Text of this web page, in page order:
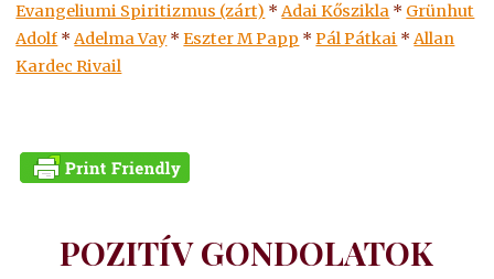
Evangeliumi Spiritizmus (zárt) *Adai Kőszikla * Grünhut
Adolf *Adelma Vay *Eszter M Papp *Pál Pátkai *Allan
Kardec Rivail
POZITÍV GONDOLATOK